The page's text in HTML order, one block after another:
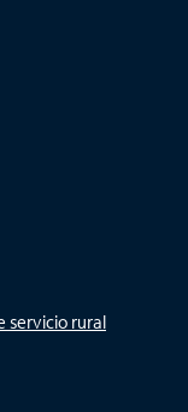
servicio rural